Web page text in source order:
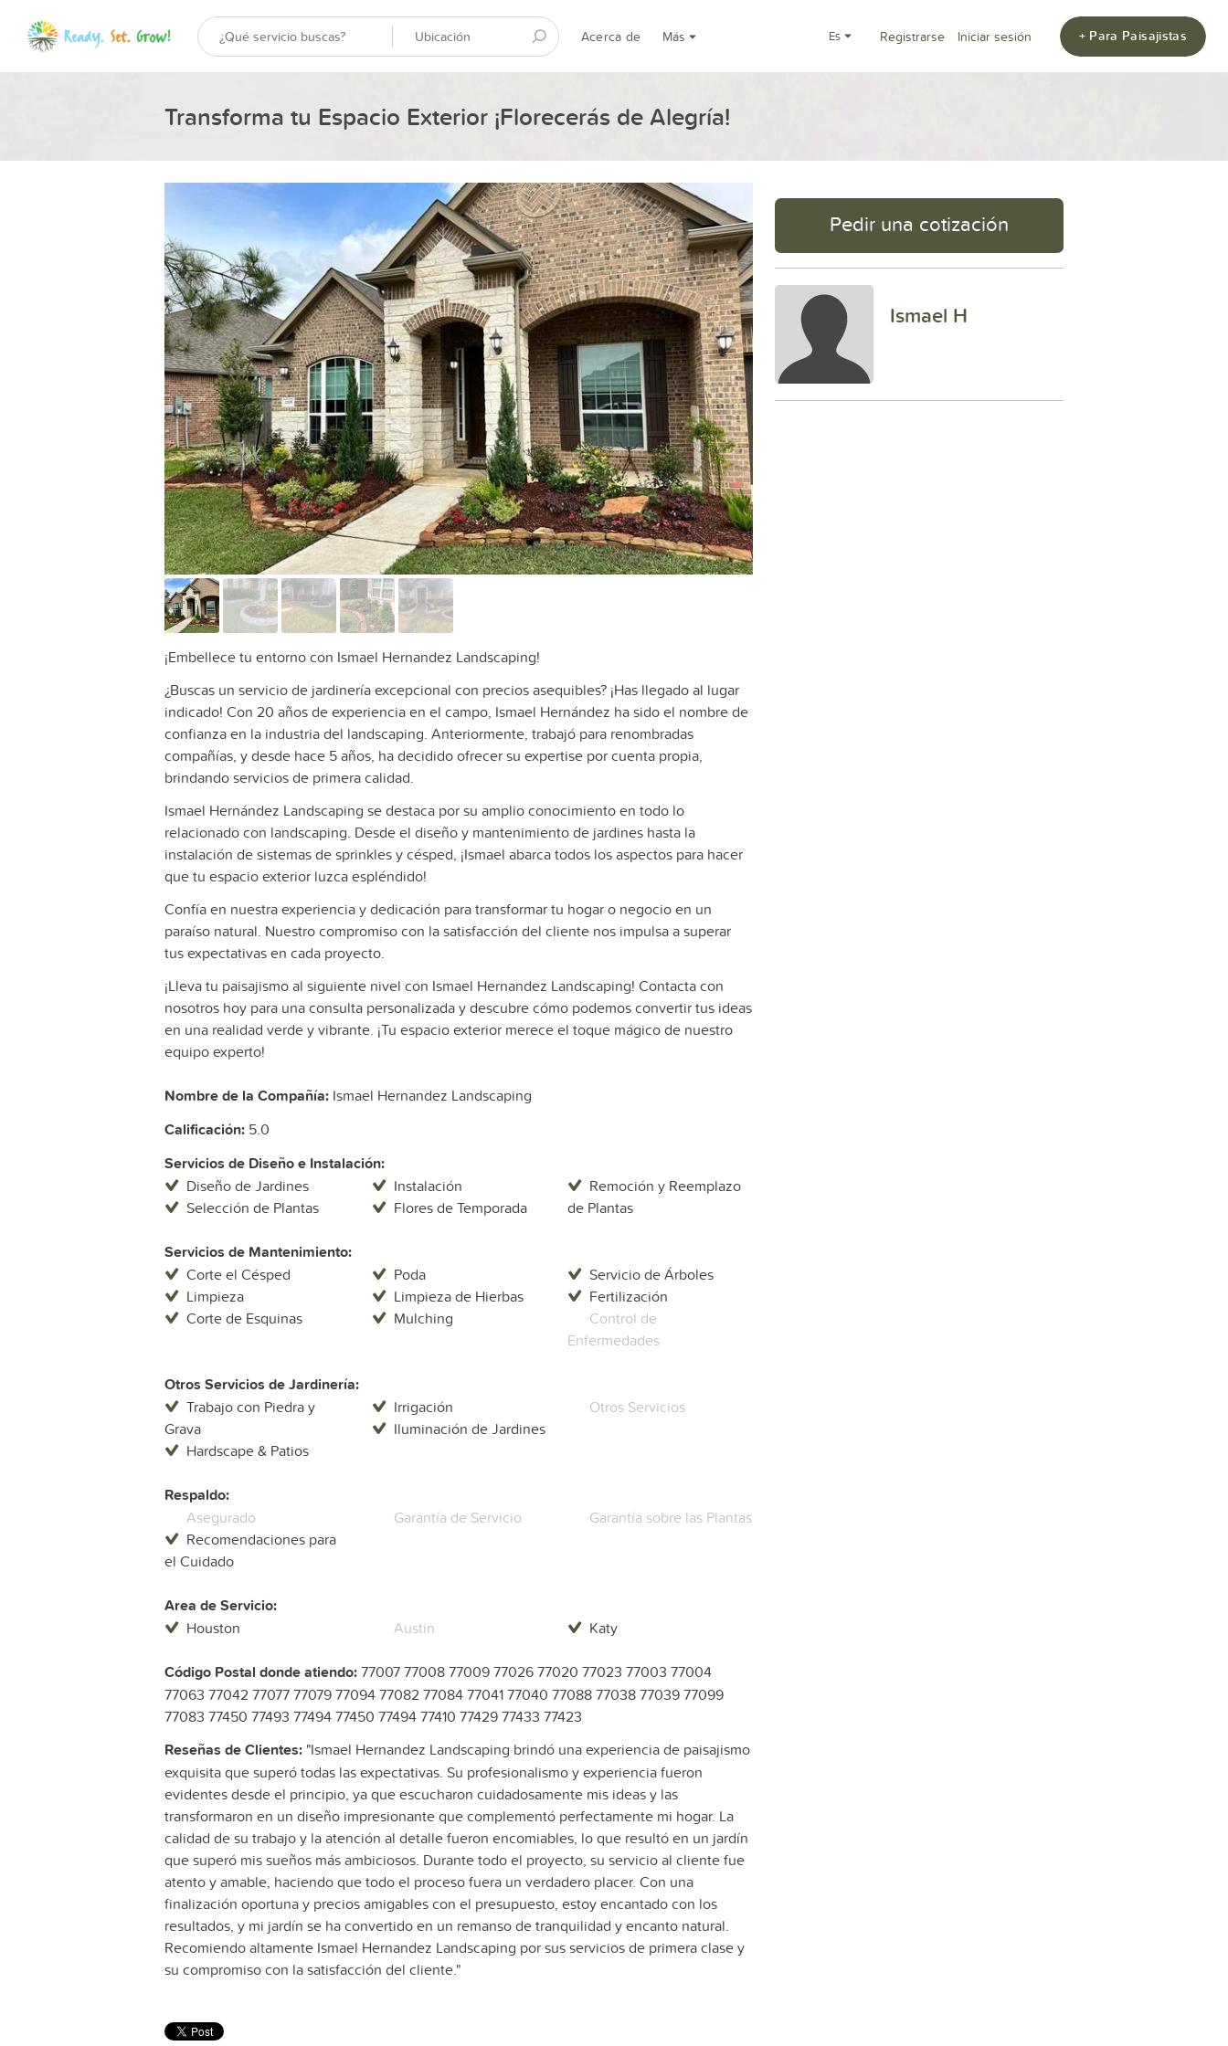
Acerca de Más es Registrarse Iniciar sesión + Para Paisajistas
Transforma tu Espacio Exterior ¡Florecerás de Alegría!
¡Embellece tu entorno con Ismael Hernandez Landscaping!
¿Buscas un servicio de jardinería excepcional con precios asequibles? ¡Has llegado al lugar
indicado! Con 20 años de experiencia en el campo, Ismael Hernández ha sido el nombre de
confianza en la industria del landscaping. Anteriormente, trabajó para renombradas
compañías, y desde hace 5 años, ha decidido ofrecer su expertise por cuenta propia,
brindando servicios de primera calidad.
Ismael Hernández Landscaping se destaca por su amplio conocimiento en todo lo
relacionado con landscaping. Desde el diseño y mantenimiento de jardines hasta la
instalación de sistemas de sprinkles y césped, ¡Ismael abarca todos los aspectos para hacer
que tu espacio exterior luzca espléndido!
Confía en nuestra experiencia y dedicación para transformar tu hogar o negocio en un
paraíso natural. Nuestro compromiso con la satisfacción del cliente nos impulsa a superar
tus expectativas en cada proyecto.
¡Lleva tu paisajismo al siguiente nivel con Ismael Hernandez Landscaping! Contacta con
nosotros hoy para una consulta personalizada y descubre cómo podemos convertir tus ideas
en una realidad verde y vibrante. ¡Tu espacio exterior merece el toque mágico de nuestro
equipo experto!
Nombre de la Compañía: Ismael Hernandez Landscaping
Calificación: 5.0
Servicios de Diseño e Instalación:
Diseño de Jardines
Selección de Plantas
Instalación
Flores de Temporada
Remoción y Reemplazo
de Plantas
Servicios de Mantenimiento:
Corte el Césped
Limpieza
Corte de Esquinas
Poda
Limpieza de Hierbas
Mulching
Servicio de Árboles
Fertilización
Control de
Enfermedades
Otros Servicios de Jardinería:
Trabajo con Piedra y
Grava
Hardscape & Patios
Irrigación
Iluminación de Jardines
Otros Servicios
Respaldo:
Asegurado
Recomendaciones para
el Cuidado
Garantía de Servicio Garantía sobre las Plantas
Area de Servicio:
Houston Austin Katy
Código Postal donde atiendo:77007 77008 77009 77026 77020 77023 77003 77004
77063 77042 77077 77079 77094 77082 77084 77041 77040 77088 77038 77039 77099
77083 77450 77493 77494 77450 77494 77410 77429 77433 77423
Reseñas de Clientes: "Ismael Hernandez Landscaping brindó una experiencia de paisajismo
exquisita que superó todas las expectativas. Su profesionalismo y experiencia fueron
evidentes desde el principio, ya que escucharon cuidadosamente mis ideas y las
transformaron en un diseño impresionante que complementó perfectamente mi hogar. La
calidad de su trabajo y la atención al detalle fueron encomiables, lo que resultó en un jardín
que superó mis sueños más ambiciosos. Durante todo el proyecto, su servicio al cliente fue
atento y amable, haciendo que todo el proceso fuera un verdadero placer. Con una
finalización oportuna y precios amigables con el presupuesto, estoy encantado con los
resultados, y mi jardín se ha convertido en un remanso de tranquilidad y encanto natural.
Recomiendo altamente Ismael Hernandez Landscaping por sus servicios de primera clase y
su compromiso con la satisfacción del cliente."
Pedir una cotización
Ismael H